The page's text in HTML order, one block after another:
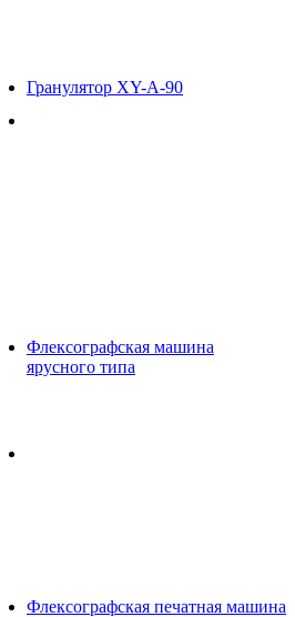
Гранулятор XY-A-90
Флексографская машина
ярусного типа
Флексографская печатная машина